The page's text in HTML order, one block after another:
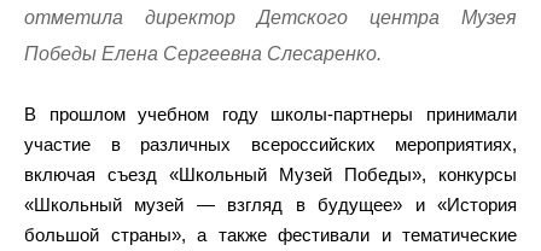
отметила директор Детского центра Музея
Победы Елена Сергеевна Слесаренко.
В прошлом учебном году школы-партнеры принимали
участие в различных всероссийских мероприятиях,
включая съезд «Школьный Музей Победы», конкурсы
«Школьный музей — взгляд в будущее» и «История
большой страны», а также фестивали и тематические